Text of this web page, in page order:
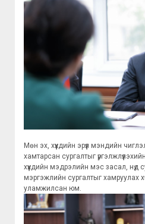
Мөн эх, хүүхдийн эрүүл мэндийн
хамтарсан сургалтыг
хүүхдийн мэдрэлийн мэс засал, нүд
мэргэжлийн сургалтыг хамруулах
уламжилсан юм.